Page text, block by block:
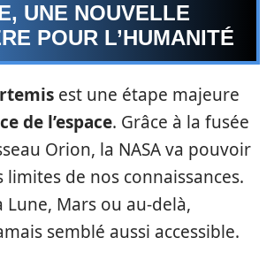
UNE NOUVELLE
POUR L’HUMANITÉ
est une étape majeure
de l’espace. Grâce à la fusée
Orion, la NASA va pouvoir
limites de nos connaissances.
Lune, Mars ou au-delà,
semblé aussi accessible.